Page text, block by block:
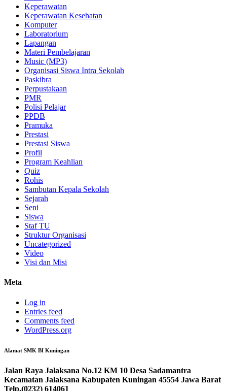
Keperawatan
Keperawatan Kesehatan
Komputer
Laboratorium
Lapangan
Materi Pembelajaran
Music (MP3)
Organisasi Siswa Intra Sekolah
Paskibra
Perpustakaan
PMR
Polisi Pelajar
PPDB
Pramuka
Prestasi
Prestasi Siswa
Profil
Program Keahlian
Quiz
Rohis
Sambutan Kepala Sekolah
Sejarah
Seni
Siswa
Staf TU
Struktur Organisasi
Uncategorized
Video
Visi dan Misi
Meta
Log in
Entries feed
Comments feed
WordPress.org
Alamat SMK BI Kuningan
Jalan Raya Jalaksana No.12 KM 10 Desa Sadamantra
Kecamatan Jalaksana Kabupaten Kuningan 45554 Jawa Barat
Telp.(0232) 614061